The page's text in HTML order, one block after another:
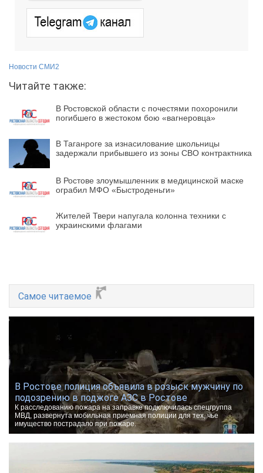
Новости СМИ2
Читайте также:
В Ростовской области с почестями похоронили
погибшего в жестоком бою «вагнеровца»
В Таганроге за изнасилование школьницы
задержали прибывшего из зоны СВО контрактника
В Ростове злоумышленник в медицинской маске
ограбил МФО «Быстроденьги»
Жителей Твери напугала колонна техники с
украинскими флагами
Самое читаемое
В Ростове полиция объявила в розыск мужчину по
подозрению в поджоге АЗС в Ростове
К расследованию пожара на заправке подключилась спецгруппа
МВД, развернута мобильная приемная полиции для тех, чье
имущество пострадало при пожаре.